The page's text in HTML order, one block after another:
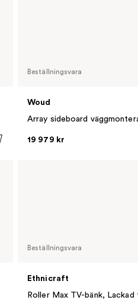
Beställningsvara
Woud
19 979 kr
Beställningsvara
Ethnicraft